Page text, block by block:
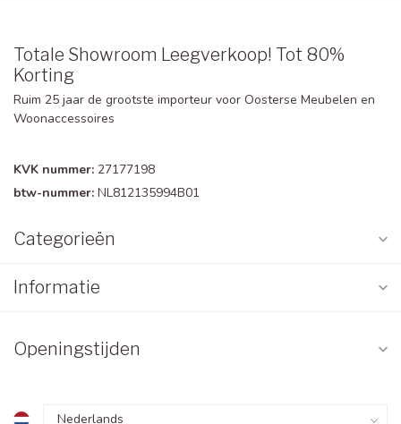
Totale Showroom Leegverkoop! Tot 80%
Korting
Ruim 25 jaar de grootste importeur voor Oosterse Meubelen en
Woonaccessoires
KVK nummer: 27177198
btw-nummer: NL812135994B01
Categorieën
Informatie
Openingstijden